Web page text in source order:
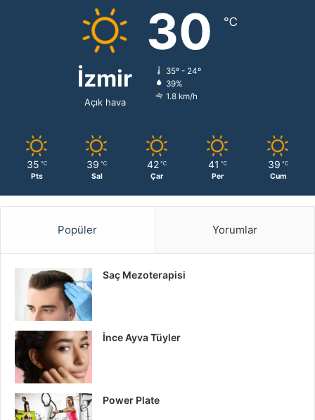
İzmir
Açık hava
30 ℃
35º - 24º
39%
1.8 km/h
35 ℃
Pts
39 ℃
Sal
42 ℃
Çar
41 ℃
Per
39 ℃
Cum
Popüler Yorumlar
Saç Mezoterapisi
İnce Ayva Tüyler
Power Plate